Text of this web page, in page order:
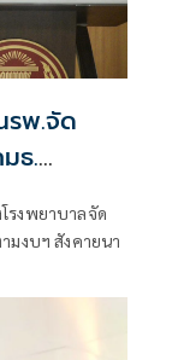
รพ.จัด
ธ.
รงพยาบาลจัด
มงบฯ สังคายนา